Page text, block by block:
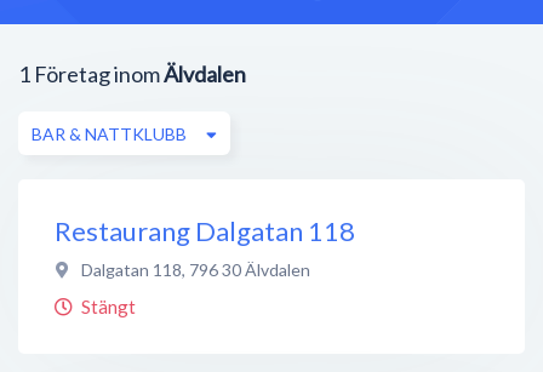
1 Företag inomÄlvdalen
BAR & NATTKLUBB
Restaurang Dalgatan 118
Dalgatan 118, 796 30Älvdalen
Stängt